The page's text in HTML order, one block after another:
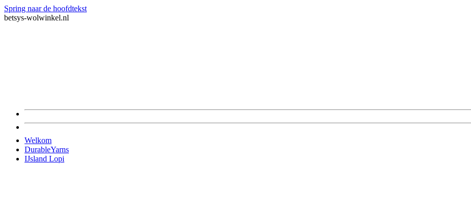
Spring naar de hoofdtekst
betsys-wolwinkel.nl
Welkom
DurableYarns
IJsland Lopi